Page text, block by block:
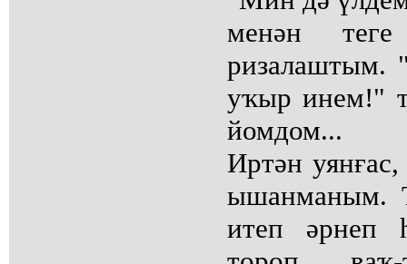
менән теге
ризалаштым.
уҡыр инем!"
йомдом...
Иртән
ышанманым.
итеп әрнеп